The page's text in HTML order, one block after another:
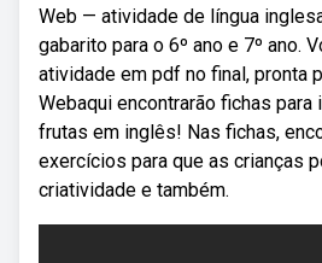
Web — atividade de língua
gabarito para o 6º ano e 7º ano.
atividade em pdf no final, pronta
Webaqui encontrarão fichas
frutas em inglês! Nas fichas,
exercícios para que as crianças
criatividade e também.